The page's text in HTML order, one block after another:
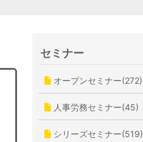
セミナー
オープンセミナー(272)
人事労務セミナー(45)
シリーズセミナー(519)